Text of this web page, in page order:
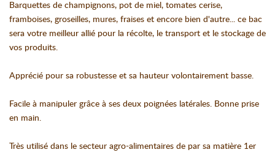
Barquettes de champignons, pot de miel, tomates cerise,
framboises, groseilles, mures, fraises et encore bien d'autre... ce bac
sera votre meilleur allié pour la récolte, le transport et le stockage de
vos produits.
Apprécié pour sa robustesse et sa hauteur volontairement basse.
Facile à manipuler grâce à ses deux poignées latérales. Bonne prise
en main.
Très utilisé dans le secteur agro-alimentaires de par sa matière 1er